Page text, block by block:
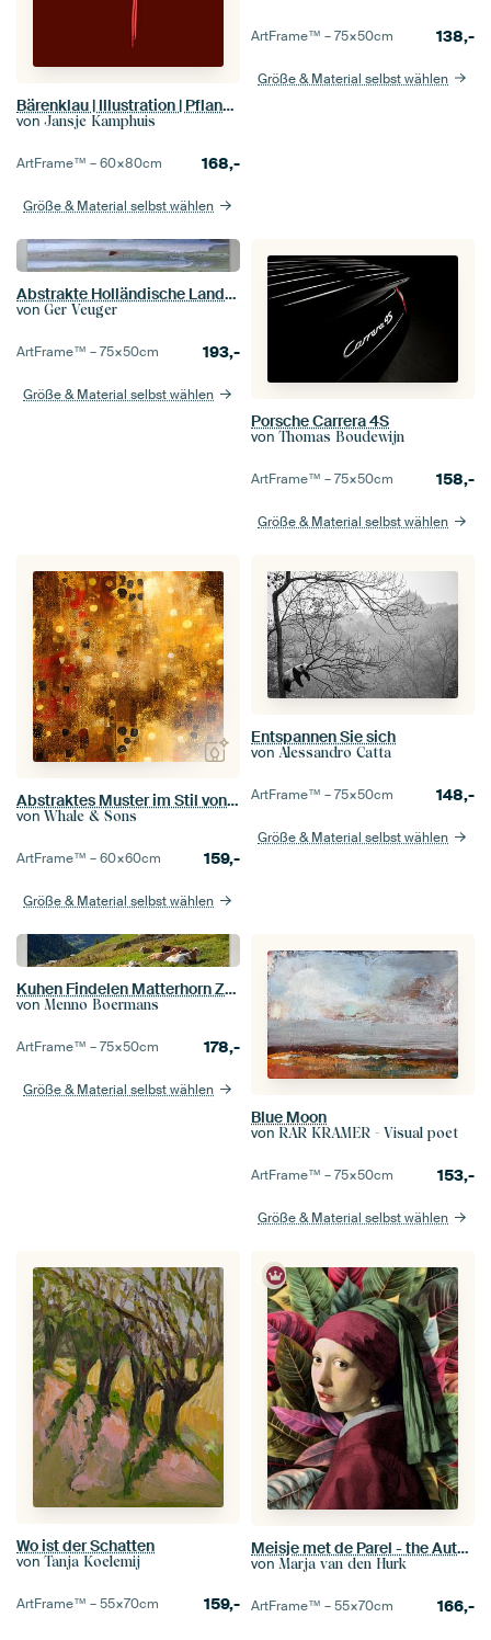
Bärenklau | Illustration | Pflanze | Rosa
von Jansje Kamphuis
ArtFrame™ –60×80cm 168,-
Größe & Material selbst wählen
ArtFrame™ –75×50cm 138,-
Größe & Material selbst wählen
Abstrakte Holländische Landschaft
von Ger Veuger
ArtFrame™ –75×50cm 193,-
Größe & Material selbst wählen
Porsche Carrera 4S
von Thomas Boudewijn
ArtFrame™ –75×50cm 158,-
Größe & Material selbst wählen
Abstraktes Muster im Stil von Gustav Klimt #IV
von Whale & Sons
ArtFrame™ –60×60cm 159,-
Größe & Material selbst wählen
Entspannen Sie sich
von Alessandro Catta
ArtFrame™ –75×50cm 148,-
Größe & Material selbst wählen
Kuhen Findelen Matterhorn Zermatt
von Menno Boermans
ArtFrame™ –75×50cm 178,-
Größe & Material selbst wählen
Blue Moon
von RAR KRAMER - Visual poet
ArtFrame™ –75×50cm 153,-
Größe & Material selbst wählen
Wo ist der Schatten
von Tanja Koelemij
ArtFrame™ –55×70cm 159,-
Meisje met de Parel - the Autumn Leaves Edition
von Marja van den Hurk
ArtFrame™ –55×70cm 166,-